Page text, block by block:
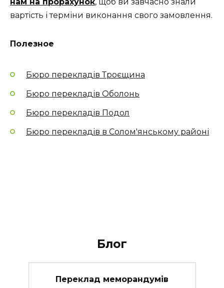
нам на прорахунок, щоб ви завчасно знали
вартість і терміни виконання свого замовлення.
Полезное
Бюро перекладів Троєщина
Бюро перекладів Оболонь
Бюро перекладів Подол
Бюро перекладів в Солом'янському районі
Блог
Переклад меморандумів